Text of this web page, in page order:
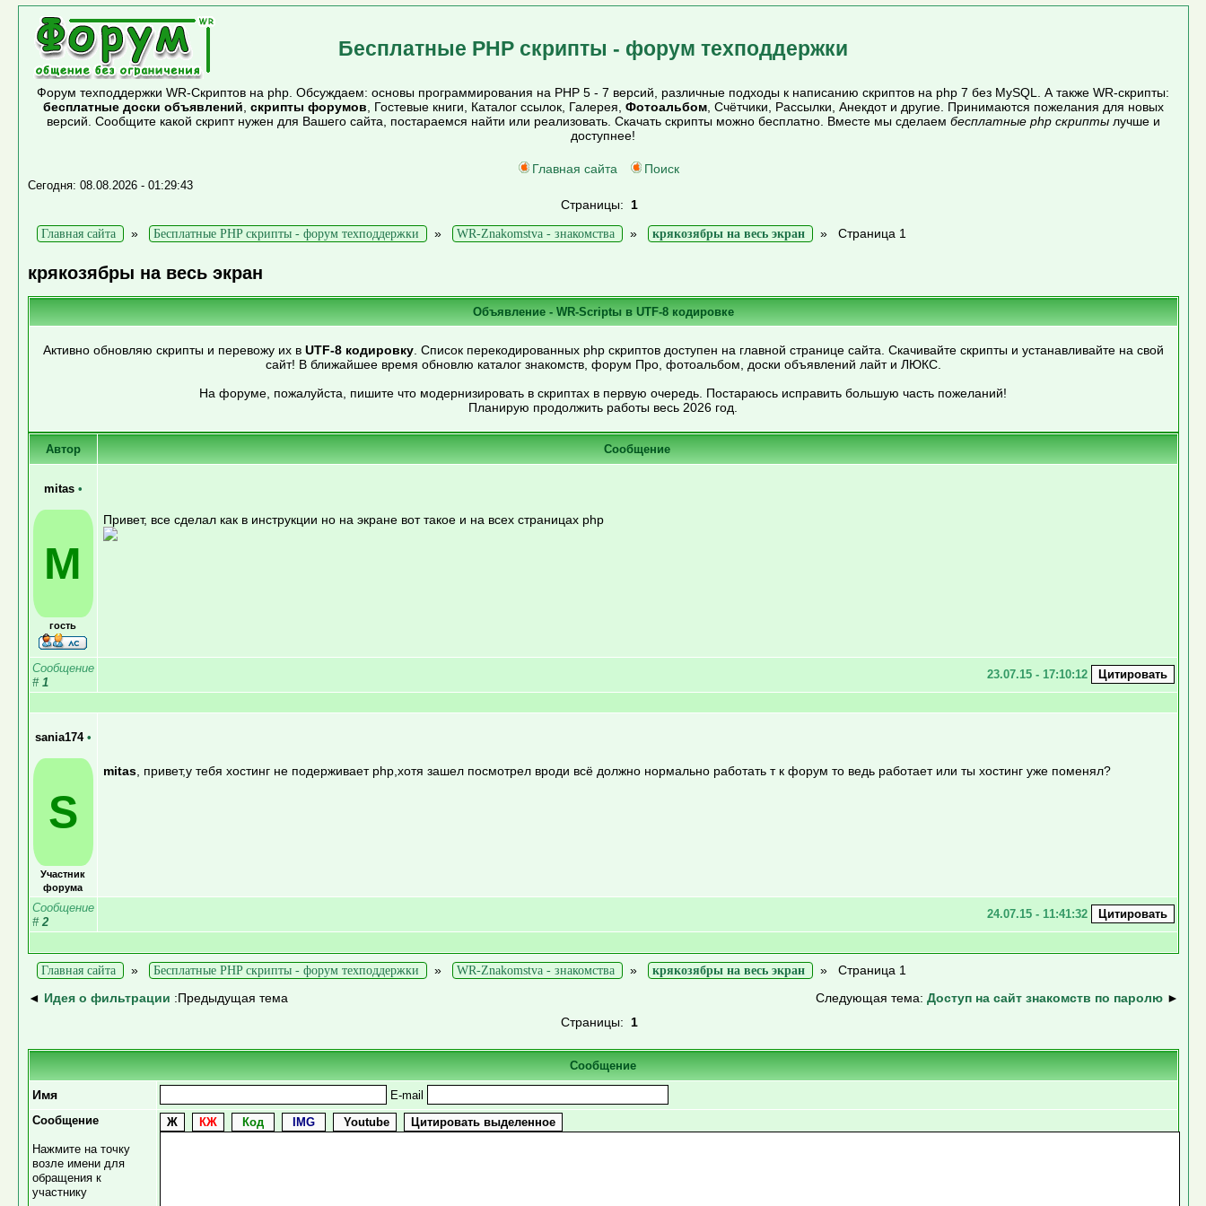
Бесплатные PHP скрипты - форум техподдержки
Форум техподдержки WR-Скриптов на php. Обсуждаем: основы программирования на PHP 5 - 7 версий, различные подходы к написанию скриптов на php 7 без MySQL. А также WR-скрипты:
бесплатные доски объявлений скрипты форумов , Гостевые книги, Каталог ссылок, Галерея, Фотоальбом, Счётчики, Рассылки, Анекдот и другие. Принимаются пожелания для новых
версий. Сообщите какой скрипт нужен для Вашего сайта, постараемся найти или реализовать. Скачать скрипты можно бесплатно. Вместе мы сделаем бесплатные php скриптылучше и
доступнее!
Главная сайта Поиск
Сегодня: 08.08.2026 - 01:29:43
Страницы: 1
Главная сайта » Бесплатные PHP скрипты - форум техподдержки » WR-Znakomstva - знакомства » крякозябры на весь экран » Страница 1
крякозябры на весь экран
Объявление - WR-Scriptы в UTF-8 кодировке
Активно обновляю скрипты и перевожу их в UTF-8 кодировку. Список перекодированных php скриптов доступен на главной странице сайта. Скачивайте скрипты и устанавливайте на свой
сайт! В ближайшее время обновлю каталог знакомств, форум Про, фотоальбом, доски объявлений лайт и ЛЮКС.
На форуме, пожалуйста, пишите что модернизировать в скриптах в первую очередь. Постараюсь исправить большую часть пожеланий!
Планирую продолжить работы весь 2026 год.
Автор Сообщение
mitas •
M
гость
Привет, все сделал как в инструкции но на экране вот такое и на всех страницах php
Сообщение
# 1
23.07.15 - 17:10:12
sania174 •
S
Участник
форума
mitas, привет,у тебя хостинг не подерживает php,хотя зашел посмотрел вроди всё должно нормально работать т к форум то ведь работает или ты хостинг уже поменял?
Сообщение
# 2
24.07.15 - 11:41:32
Главная сайта » Бесплатные PHP скрипты - форум техподдержки » WR-Znakomstva - знакомства » крякозябры на весь экран » Страница 1
◄ Идея о фильтрации :Предыдущая тема Следующая тема: Доступ на сайт знакомств по паролю►
Страницы: 1
Сообщение
Имя
E-mail
Сообщение
Нажмите на точку
возле имени для
обращения к
участнику